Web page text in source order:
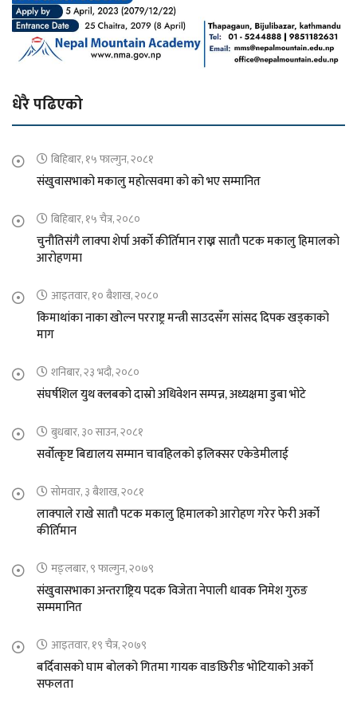
धेरै पढिएको
बिहिबार, १५ फाल्गुन, २०८१
संखुवासभाको मकालु महोत्सवमा को को भए सम्मानित
बिहिबार, १५ चैत्र, २०८०
चुनौतिसंगै लाक्पा शेर्पा अर्को कीर्तिमान राख्न सातौ पटक मकालु हिमालको
आरोहणमा
आइतवार, १० बैशाख, २०८०
किमाथांका नाका खोल्न परराष्ट्र मन्त्री साउदसँग सांसद दिपक खड्काको
माग
शनिबार, २३ भदौ, २०८०
संघर्षशिल युथ क्लबको दास्रो अधिवेशन सम्पन्न, अध्यक्षमा डुबा भोटे
बुधबार, ३० साउन, २०८१
सर्वोत्कृष्ट बिद्यालय सम्मान चावहिलको इलिक्सर एकेडेमीलाई
सोमवार, ३ बैशाख, २०८१
लाक्पाले राखे सातौ पटक मकालु हिमालको आरोहण गरेर फेरी अर्को
कीर्तिमान
मङ्लबार, ९ फाल्गुन, २०७९
संखुवासभाका अन्तराष्ट्रिय पदक विजेता नेपाली धावक निमेश गुरुङ
सम्ममानित
आइतवार, १९ चैत्र, २०७९
बर्दिवासको घाम बोलको गितमा गायक वाङछिरीङ भोटियाको अर्को
सफलता